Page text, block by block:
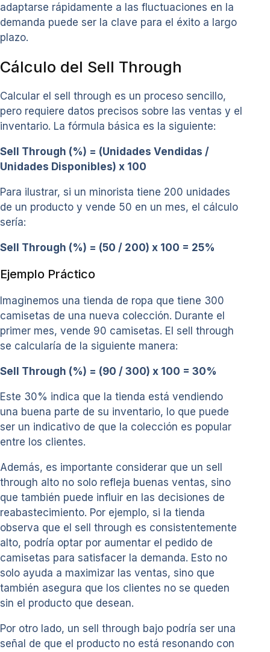
adaptarse rápidamente a las fluctuaciones en la
demanda puede ser la clave para el éxito a largo
plazo.
Cálculo del Sell Through
Calcular el sell through es un proceso sencillo,
pero requiere datos precisos sobre las ventas y el
inventario. La fórmula básica es la siguiente:
Sell Through (%) = (Unidades Vendidas /
Unidades Disponibles) x 100
Para ilustrar, si un minorista tiene 200 unidades
de un producto y vende 50 en un mes, el cálculo
sería:
Sell Through (%) = (50 / 200) x 100 = 25%
Ejemplo Práctico
Imaginemos una tienda de ropa que tiene 300
camisetas de una nueva colección. Durante el
primer mes, vende 90 camisetas. El sell through
se calcularía de la siguiente manera:
Sell Through (%) = (90 / 300) x 100 = 30%
Este 30% indica que la tienda está vendiendo
una buena parte de su inventario, lo que puede
ser un indicativo de que la colección es popular
entre los clientes.
Además, es importante considerar que un sell
through alto no solo refleja buenas ventas, sino
que también puede influir en las decisiones de
reabastecimiento. Por ejemplo, si la tienda
observa que el sell through es consistentemente
alto, podría optar por aumentar el pedido de
camisetas para satisfacer la demanda. Esto no
solo ayuda a maximizar las ventas, sino que
también asegura que los clientes no se queden
sin el producto que desean.
Por otro lado, un sell through bajo podría ser una
señal de que el producto no está resonando con